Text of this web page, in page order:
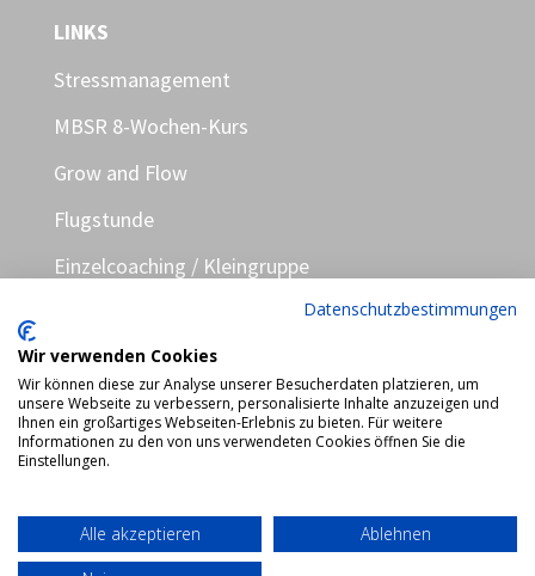
LINKS
Stressmanagement
MBSR 8-Wochen-Kurs
Grow and Flow
Flugstunde
Einzelcoaching / Kleingruppe
Über mich
News
Kontakt und FAQ
Impressum
Datenschutzbestimmungen
Wir verwenden Cookies
Wir können diese zur Analyse unserer Besucherdaten platzieren, um
unsere Webseite zu verbessern, personalisierte Inhalte anzuzeigen und
Ihnen ein großartiges Webseiten-Erlebnis zu bieten. Für weitere
Informationen zu den von uns verwendeten Cookies öffnen Sie die
Einstellungen.
Alle akzeptieren
Ablehnen